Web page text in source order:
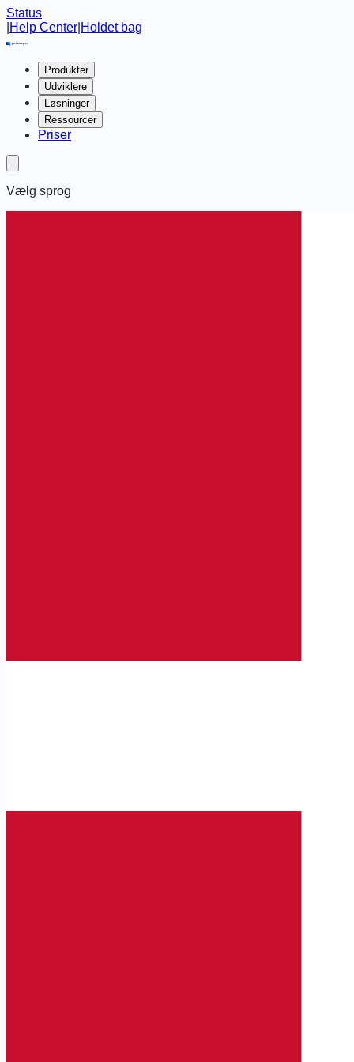
Status
Help Center Holdet bag
Produkter
Udviklere
Løsninger
Ressourcer
Priser
Vælg sprog